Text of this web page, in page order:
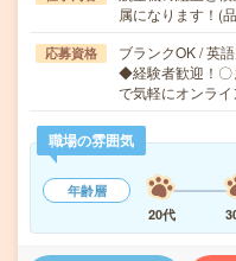
属になります！(
応募資格
ブランクOK / 英
◆経験者歓迎！〇
で気軽にオンラ
職場の雰囲気
年齢層
20代